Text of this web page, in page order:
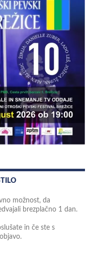
možnost, da
brezplačno 1 dan.
in če ste s